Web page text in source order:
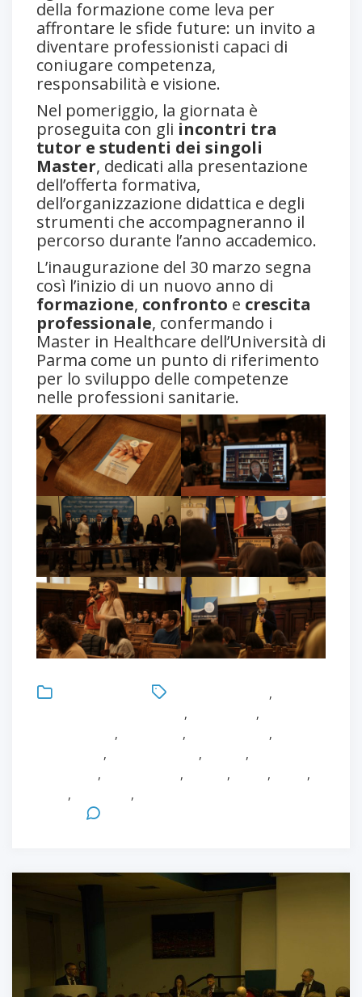
della formazione come leva per
affrontare le sfide future: un invito a
diventare professionisti capaci di
coniugare competenza,
responsabilità e visione.
Nel pomeriggio, la giornata è
proseguita con gli incontri tra
tutor e studenti dei singoli
Master, dedicati alla presentazione
dell’offerta formativa,
dell’organizzazione didattica e degli
strumenti che accompagneranno il
percorso durante l’anno accademico.
L’inaugurazione del 30 marzo segna
così l’inizio di un nuovo anno di
formazione, confronto e crescita
professionale, confermando i
Master in Healthcare dell’Università di
Parma come un punto di riferimento
per lo sviluppo delle competenze
nelle professioni sanitarie.
,
, ,
, ,
,
, , ,
, , , ,
,
, ,